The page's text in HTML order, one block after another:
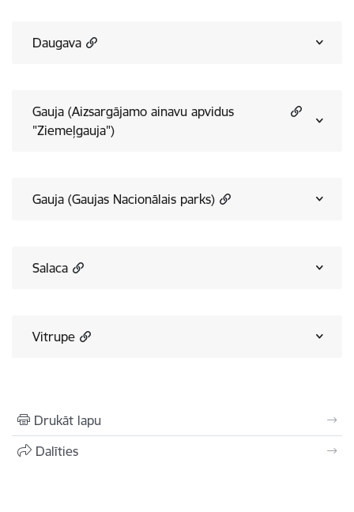
Daugava
Gauja (Aizsargājamo ainavu apvidus
"Ziemeļgauja")
Gauja (Gaujas Nacionālais parks)
Salaca
Vitrupe
Drukāt lapu
Dalīties